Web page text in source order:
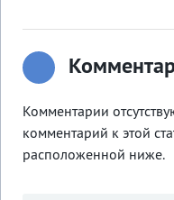
Комментарии
комментарий к этой
расположенной ниже.